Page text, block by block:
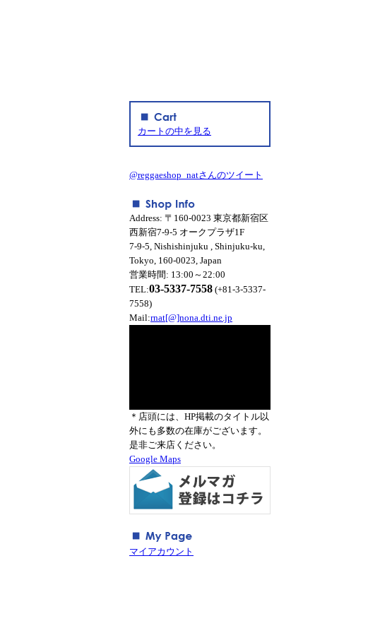
カートの中を見る
@reggaeshop_natさんのツイート
Address: 〒160-0023 東京都新宿区
西新宿7-9-5 オークプラザ1F
7-9-5, Nishishinjuku , Shinjuku-ku,
Tokyo, 160-0023, Japan
営業時間: 13:00～22:00
TEL:03-5337-7558 (+81-3-5337-
7558)
Mail:rnat[@]nona.dti.ne.jp
＊店頭には、HP掲載のタイトル以
外にも多数の在庫がございます。
是非ご来店ください。
Google Maps
マイアカウント